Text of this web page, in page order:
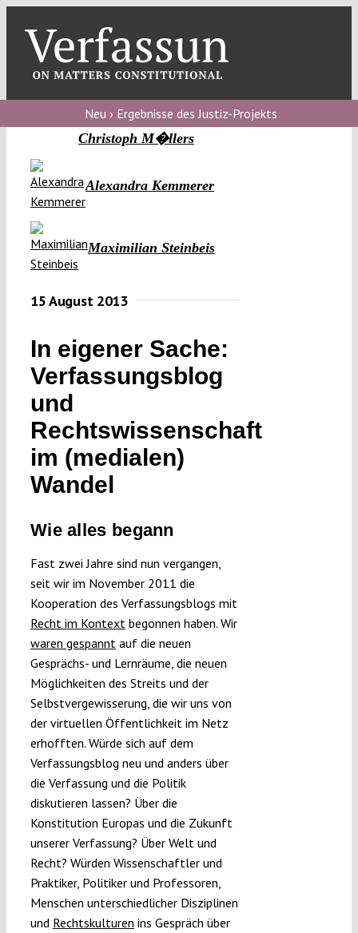
content
blog
Verfassungs
Verfassungs
Verfassungs
Submissions
Funding
Neu › Ergebnisse des Justiz-Projekts
Christoph M�llers
Alexandra Kemmerer
Maximilian Steinbeis
15 August 2013
In eigener Sache:
Verfassungsblog
und
Rechtswissenschaft
im (medialen)
Wandel
Wie alles begann
Fast zwei Jahre sind nun vergangen,
seit wir im November 2011 die
Kooperation des Verfassungsblogs mit
Recht im Kontext begonnen haben. Wir
waren gespannt auf die neuen
Gesprächs- und Lernräume, die neuen
Möglichkeiten des Streits und der
Selbstvergewisserung, die wir uns von
der virtuellen Öffentlichkeit im Netz
erhofften. Würde sich auf dem
Verfassungsblog neu und anders über
die Verfassung und die Politik
diskutieren lassen? Über die
Konstitution Europas und die Zukunft
unserer Verfassung? Über Welt und
Recht? Würden Wissenschaftler und
Praktiker, Politiker und Professoren,
Menschen unterschiedlicher Disziplinen
und Rechtskulturen ins Gespräch über